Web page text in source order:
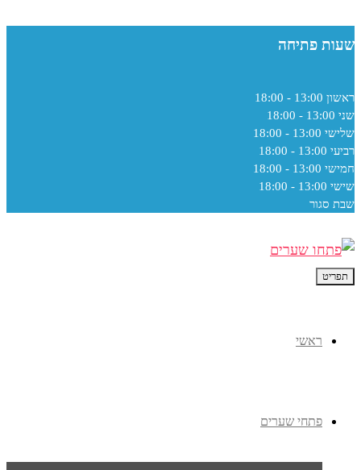
שעות פתיחה
ראשון 13:00 - 18:00
שני 13:00 - 18:00
שלישי 13:00 - 18:00
רביעי 13:00 - 18:00
חמישי 13:00 - 18:00
שישי 13:00 - 18:00
שבת סגור
תפריט
ראשי
פתחי שערים